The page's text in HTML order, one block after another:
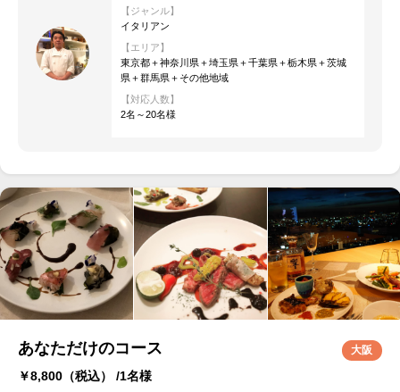
【ジャンル】
イタリアン
【エリア】
東京都＋神奈川県＋埼玉県＋千葉県＋栃木県＋茨城
県＋群馬県＋その他地域
【対応人数】
2名～20名様
あなただけのコース
￥8,800 （税込） /1名様
大阪